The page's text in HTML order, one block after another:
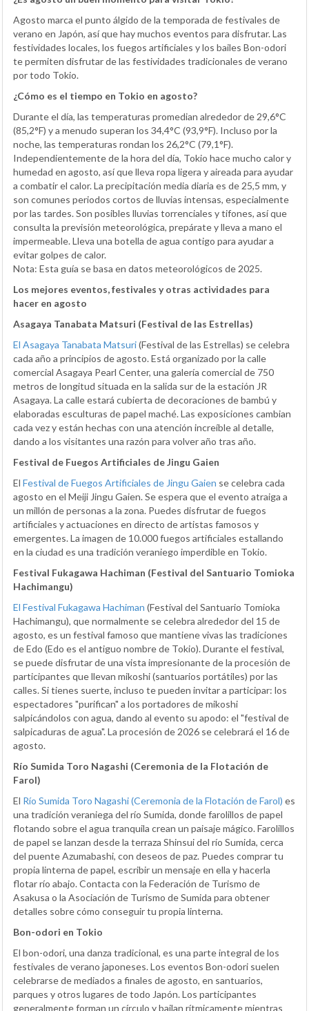
Agosto marca el punto álgido de la temporada de festivales de
verano en Japón, así que hay muchos eventos para disfrutar. Las
festividades locales, los fuegos artificiales y los bailes Bon-odori
te permiten disfrutar de las festividades tradicionales de verano
por todo Tokio.
¿Cómo es el tiempo en Tokio en agosto?
Durante el día, las temperaturas promedian alrededor de 29,6°C
(85,2°F) y a menudo superan los 34,4°C (93,9°F). Incluso por la
noche, las temperaturas rondan los 26,2°C (79,1°F).
Independientemente de la hora del día, Tokio hace mucho calor y
humedad en agosto, así que lleva ropa ligera y aireada para ayudar
a combatir el calor. La precipitación media diaria es de 25,5 mm, y
son comunes periodos cortos de lluvias intensas, especialmente
por las tardes. Son posibles lluvias torrenciales y tifones, así que
consulta la previsión meteorológica, prepárate y lleva a mano el
impermeable. Lleva una botella de agua contigo para ayudar a
evitar golpes de calor.
Nota: Esta guía se basa en datos meteorológicos de 2025.
Los mejores eventos, festivales y otras actividades para
hacer en agosto
Asagaya Tanabata Matsuri (Festival de las Estrellas)
El Asagaya Tanabata Matsuri(Festival de las Estrellas) se celebra
cada año a principios de agosto. Está organizado por la calle
comercial Asagaya Pearl Center, una galería comercial de 750
metros de longitud situada en la salida sur de la estación JR
Asagaya. La calle estará cubierta de decoraciones de bambú y
elaboradas esculturas de papel maché. Las exposiciones cambian
cada vez y están hechas con una atención increíble al detalle,
dando a los visitantes una razón para volver año tras año.
Festival de Fuegos Artificiales de Jingu Gaien
El Festival de Fuegos Artificiales de Jingu Gaien se celebra cada
agosto en el Meiji Jingu Gaien. Se espera que el evento atraiga a
un millón de personas a la zona. Puedes disfrutar de fuegos
artificiales y actuaciones en directo de artistas famosos y
emergentes. La imagen de 10.000 fuegos artificiales estallando
en la ciudad es una tradición veraniego imperdible en Tokio.
Festival Fukagawa Hachiman (Festival del Santuario Tomioka
Hachimangu)
El Festival Fukagawa Hachiman (Festival del Santuario Tomioka
Hachimangu), que normalmente se celebra alrededor del 15 de
agosto, es un festival famoso que mantiene vivas las tradiciones
de Edo (Edo es el antiguo nombre de Tokio). Durante el festival,
se puede disfrutar de una vista impresionante de la procesión de
participantes que llevan mikoshi (santuarios portátiles) por las
calles. Si tienes suerte, incluso te pueden invitar a participar: los
espectadores "purifican" a los portadores de mikoshi
salpicándolos con agua, dando al evento su apodo: el "festival de
salpicaduras de agua". La procesión de 2026 se celebrará el 16 de
agosto.
Río Sumida Toro Nagashi (Ceremonia de la Flotación de
Farol)
El Río Sumida Toro Nagashi (Ceremonia de la Flotación de Farol) es
una tradición veraniega del río Sumida, donde farolillos de papel
flotando sobre el agua tranquila crean un paisaje mágico. Farolillos
de papel se lanzan desde la terraza Shinsui del río Sumida, cerca
del puente Azumabashi, con deseos de paz. Puedes comprar tu
propia linterna de papel, escribir un mensaje en ella y hacerla
flotar río abajo. Contacta con la Federación de Turismo de
Asakusa o la Asociación de Turismo de Sumida para obtener
detalles sobre cómo conseguir tu propia linterna.
Bon-odori en Tokio
El bon-odori, una danza tradicional, es una parte integral de los
festivales de verano japoneses. Los eventos Bon-odori suelen
celebrarse de mediados a finales de agosto, en santuarios,
parques y otros lugares de todo Japón. Los participantes
generalmente forman un círculo y bailan rítmicamente mientras